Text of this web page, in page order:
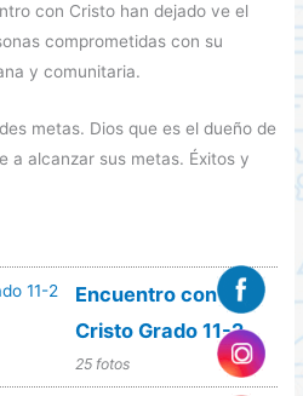
con Cristo han dejado ve el
comprometidas con su
y comunitaria.
metas. Dios que es el dueño de
a alcanzar sus metas. Éxitos y
Encuentro con
Cristo Grado 11-2
25 fotos